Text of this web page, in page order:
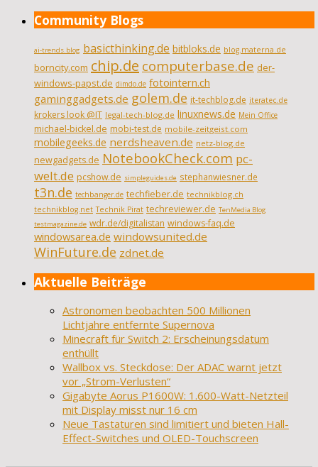
Community Blogs
ai-trends.blog basicthinking.de bitbloks.de blog.materna.de
borncity.com chip.de computerbase.de der-
windows-papst.de dimdo.de fotointern.ch
gaminggadgets.de golem.de it-techblog.de iteratec.de
krokers look @IT legal-tech-blog.de linuxnews.de Mein Office
michael-bickel.de mobi-test.de mobile-zeitgeist.com
mobilegeeks.de nerdsheaven.de netz-blog.de
newgadgets.de NotebookCheck.com pc-
welt.de pcshow.de simpleguides.de stephanwiesner.de
t3n.de techbanger.de techfieber.de technikblog.ch
technikblog.net Technik Pirat techreviewer.de TenMedia Blog
testmagazine.de wdr.de/digitalistan windows-faq.de
windowsarea.de windowsunited.de
WinFuture.de zdnet.de
Aktuelle Beiträge
Astronomen beobachten 500 Millionen
Lichtjahre entfernte Supernova
Minecraft für Switch 2: Erscheinungsdatum
enthüllt
Wallbox vs. Steckdose: Der ADAC warnt jetzt
vor „Strom-Verlusten“
Gigabyte Aorus P1600W: 1.600-Watt-Netzteil
mit Display misst nur 16 cm
Neue Tastaturen sind limitiert und bieten Hall-
Effect-Switches und OLED-Touchscreen